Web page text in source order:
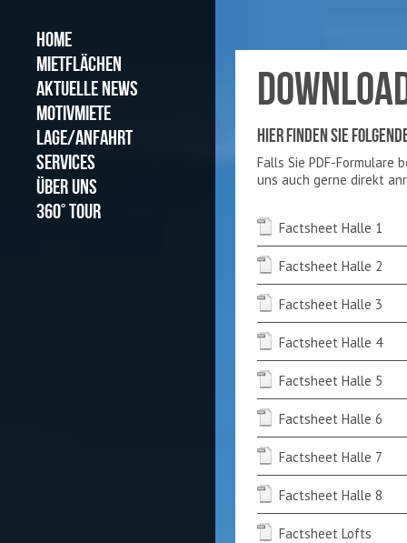
HOME
MIETFLÄCHEN
AKTUELLE NEWS
MOTIVMIETE
LAGE/ANFAHRT
SERVICES
ÜBER UNS
360° TOUR
HIER FINDEN SIE
Falls Sie PDF-Formulare
uns auch gerne direkt
Factsheet Halle 1
Factsheet Halle 2
Factsheet Halle 3
Factsheet Halle 4
Factsheet Halle 5
Factsheet Halle 6
Factsheet Halle 7
Factsheet Halle 8
Factsheet Lofts